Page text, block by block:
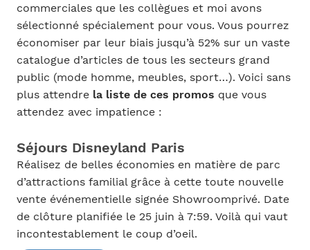
commerciales que les collègues et moi avons
sélectionné spécialement pour vous. Vous pourrez
économiser par leur biais jusqu’à 52% sur un vaste
catalogue d’articles de tous les secteurs grand
public (mode homme, meubles, sport…). Voici sans
plus attendre la liste de ces promos que vous
attendez avec impatience :
Séjours Disneyland Paris
Réalisez de belles économies en matière de parc
d’attractions familial grâce à cette toute nouvelle
vente événementielle signée Showroomprivé. Date
de clôture planifiée le 25 juin à 7:59. Voilà qui vaut
incontestablement le coup d’oeil.